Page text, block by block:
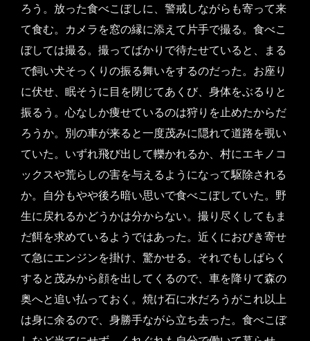
ろう。放った食べこぼしに、警戒しながらも寄って来
て食む。カメラを窓の縁に添えて片手で撮る。食べこ
ぼしては撮る。撮ってばかりで待たせていると、まる
で飼い犬そっくりの振る舞いをするのだった。お座り
に伏せ、眠そうに目を閉じてあくび、身体をぶるりと
振るう。心なしか痩せているのは狩りを止めたからだ
ろうか。別の車が来ると一度茂みに隠れて道路を覗い
ていた。いずれ飛び出して轢かれるか、村にエキノコ
ックスや荒らしの害を与えるようになって駆除される
か。自分もやや後ろ暗い思いで食べこぼしていた。野
生に戻れるかどうかは分からない。撮り尽くしてもま
だ餌を求めているようではあった。近くにおびき寄せ
て急にエンジンを掛け、驚かせる。それでもしばらく
すると茂みから顔を出してくるので、車を降りて森の
奥へと追い払っておく。焼け石に水だろうがこれ以上
は身に余るので、身勝手ながら立ち去った。食べこぼ